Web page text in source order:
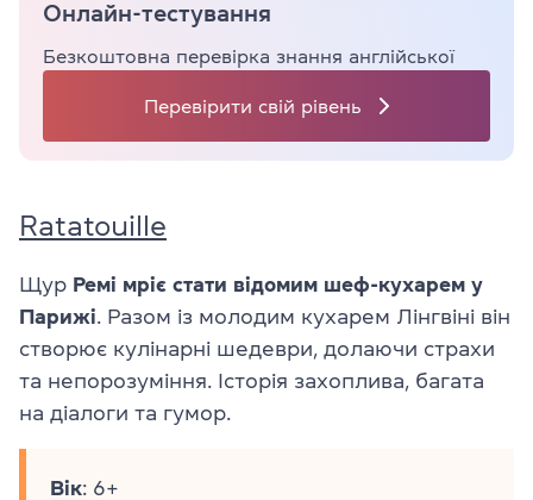
Онлайн-тестування
Безкоштовна перевірка знання англійської
Перевірити свій рівень
Ratatouille
Щур Ремі мріє стати відомим шеф-кухарем у
Парижі. Разом із молодим кухарем Лінгвіні він
створює кулінарні шедеври, долаючи страхи
та непорозуміння. Історія захоплива, багата
на діалоги та гумор.
Вік: 6+